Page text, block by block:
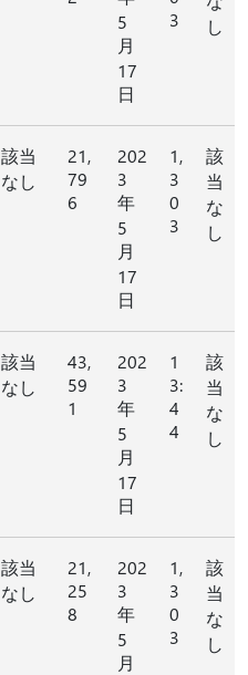
5
月
17
日
3
し
該当
なし
21,
79
6
202
3
年
5
月
17
日
1,
3
0
3
該
当
な
し
該当
なし
43,
59
1
202
3
年
5
月
17
日
1
3:
4
4
該
当
な
し
該当
なし
21,
25
8
202
3
年
5
月
1,
3
0
3
該
当
な
し